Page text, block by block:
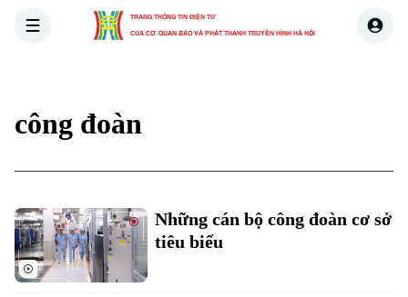
TRANG THÔNG TIN ĐIỆN TỬ
CỦA CƠ QUAN BÁO VÀ PHÁT THANH TRUYỀN HÌNH HÀ NỘI
công đoàn
Những cán bộ công đoàn cơ sở
tiêu biểu